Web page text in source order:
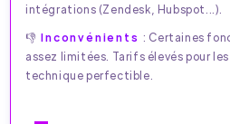
intégrations (Zendesk, Hubspot...).
👎 Inconvénients : Certaines
assez limitées. Tarifs élevés pour
technique perfectible.